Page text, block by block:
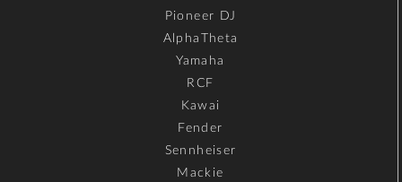
Pioneer DJ
AlphaTheta
Yamaha
RCF
Kawai
Fender
Sennheiser
Mackie